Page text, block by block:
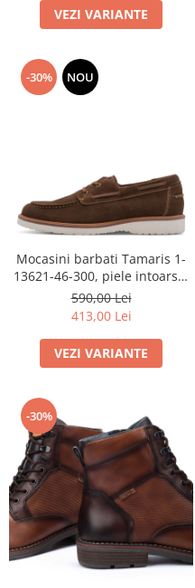
VEZI VARIANTE
-30% NOU
Mocasini barbati Tamaris 1-
13621-46-300, piele intoarsa,
maro
590,00 Lei
413,00 Lei
VEZI VARIANTE
-30%